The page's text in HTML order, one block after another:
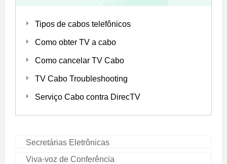
Tipos de cabos telefônicos
Como obter TV a cabo
Como cancelar TV Cabo
TV Cabo Troubleshooting
Serviço Cabo contra DirecTV
Secretárias Eletrônicas
Viva-voz de Conferência